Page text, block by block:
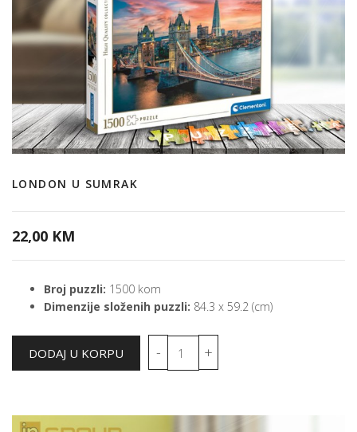
LONDON U SUMRAK
22,00 KM
Broj puzzli: 1500 kom
Dimenzije složenih puzzli: 84.3 x 59.2 (cm)